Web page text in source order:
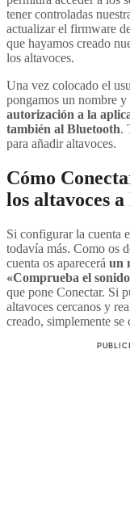
tener controladas
actualizar el firmware
que hayamos creado
los altavoces.
Una vez colocado el
pongamos un nombre
autorización a la
también al Bluetooth.
para añadir altavoces.
Cómo
los altavoces
Si configurar la cuenta
todavía más. Como os
cuenta os aparecerá un
«Comprueba el
que pone Conectar. Si
altavoces cercanos y
creado, simplemente se